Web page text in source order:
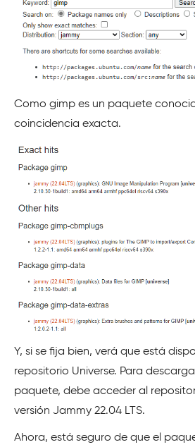
Como gimp es un paquete
coincidencia exacta.
Y, si se fija bien, verá que está
repositorio Universe. Para
paquete, debe acceder al
versión Jammy 22.04 LTS.
Ahora, está seguro de que el